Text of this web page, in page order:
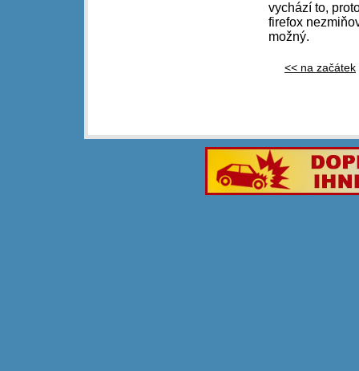
vychází to,
firefox
možný.
<< na začátek